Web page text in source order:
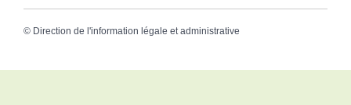
© Direction de l'information légale et administrative